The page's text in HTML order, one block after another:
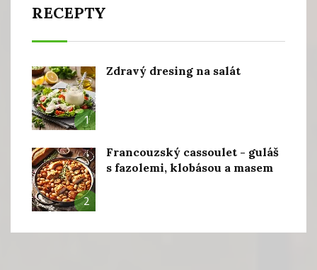
RECEPTY
1
Zdravý dresing na salát
2
Francouzský cassoulet - guláš
s fazolemi, klobásou a masem